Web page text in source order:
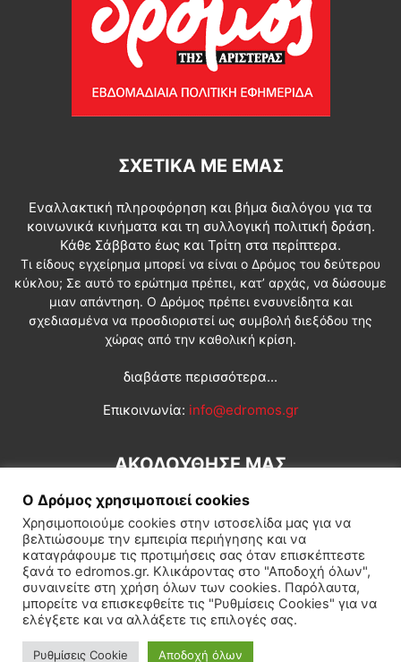
ΣΧΕΤΙΚΆ ΜΕ ΕΜΆΣ
Εναλλακτική πληροφόρηση και βήμα διαλόγου για τα
κοινωνικά κινήματα και τη συλλογική πολιτική δράση.
Κάθε Σάββατο έως και Τρίτη στα περίπτερα.
Τι είδους εγχείρημα μπορεί να είναι ο Δρόμος του δεύτερου
κύκλου; Σε αυτό το ερώτημα πρέπει, κατ’ αρχάς, να δώσουμε
μιαν απάντηση. Ο Δρόμος πρέπει ενσυνείδητα και
σχεδιασμένα να προσδιοριστεί ως συμβολή διεξόδου της
χώρας από την καθολική κρίση.
διαβάστε περισσότερα...
Επικοινωνία: info@edromos.gr
ΑΚΟΛΟΥΘΗΣΕ ΜΑΣ
Εγγραφή συνδρομητή Πολιτική Διεθνή Κοινωνία
Πολιτισμός Αφιερώματα
Ο Δρόμος χρησιμοποιεί cookies
Χρησιμοποιούμε cookies στην ιστοσελίδα μας για να
βελτιώσουμε την εμπειρία περιήγησης και να
καταγράφουμε τις προτιμήσεις σας όταν επισκέπτεστε
ξανά το edromos.gr. Κλικάροντας στο "Αποδοχή όλων",
συναινείτε στη χρήση όλων των cookies. Παρόλαυτα,
μπορείτε να επισκεφθείτε τις "Ρυθμίσεις Cookies" για να
ελέγξετε και να αλλάξετε τις επιλογές σας.
Ρυθμίσεις Cookie Αποδοχή όλων